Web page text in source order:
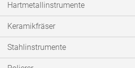
Hartmetallinstrumente
Keramikfräser
Stahlinstrumente